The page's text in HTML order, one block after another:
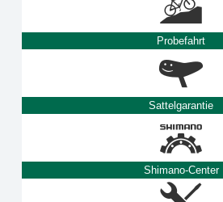
Probefahrt
Sattelgarantie
Shimano-Center